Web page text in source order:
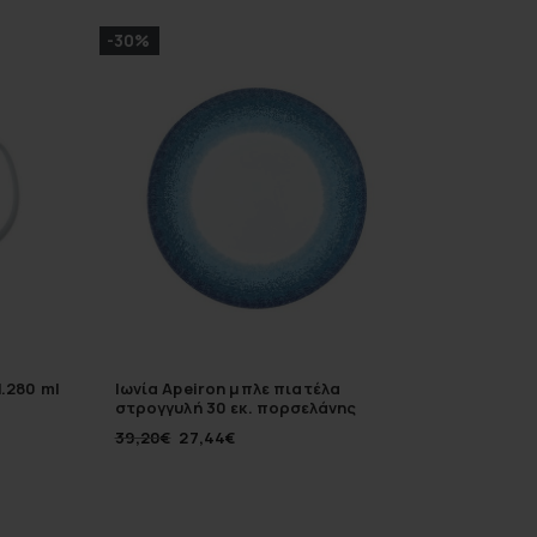
ml
-30%
Ιωνία Apeiron μπλε πιατέλα
στρογγυλή 30 εκ. πορσελάνης
39,20€ 27,44€